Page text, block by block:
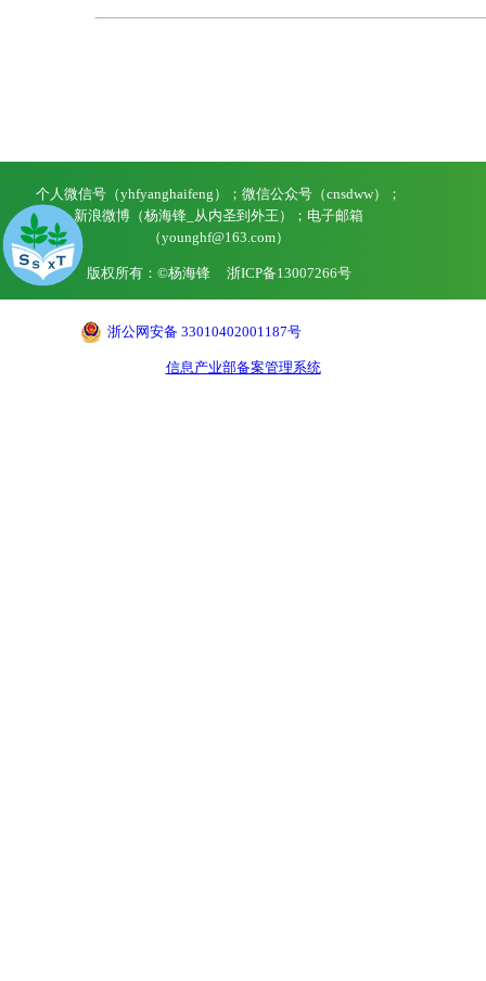
个人微信号（yhfyanghaifeng）；微信公众号（cnsdww）；
新浪微博（杨海锋_从内圣到外王）；电子邮箱
（younghf@163.com）
版权所有：©杨海锋 浙ICP备13007266号
浙公网安备 33010402001187号
信息产业部备案管理系统